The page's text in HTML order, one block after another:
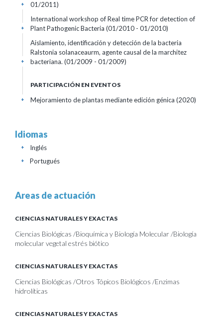
01/2011)
+
International workshop of Real time PCR for detection of
Plant Pathogenic Bacteria (01/2010 - 01/2010)
+
Aislamiento, identificación y detección de la bacteria
Ralstonia solanaceaurm, agente causal de la marchitez
bacteriana. (01/2009 - 01/2009)
+
PARTICIPACIÓN EN EVENTOS
Mejoramiento de plantas mediante edición génica (2020)
+
Idiomas
Inglés
+
Portugués
+
Areas de actuación
CIENCIAS NATURALES Y EXACTAS
Ciencias Biológicas /Bioquímica y Biología Molecular /Biología
molecular vegetal estrés biótico
CIENCIAS NATURALES Y EXACTAS
Ciencias Biológicas /Otros Tópicos Biológicos /Enzimas
hidrolíticas
CIENCIAS NATURALES Y EXACTAS